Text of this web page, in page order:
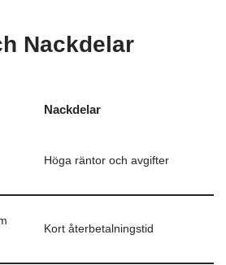
Nackdelar
Nackdelar
Höga räntor och avgifter
Kort återbetalningstid